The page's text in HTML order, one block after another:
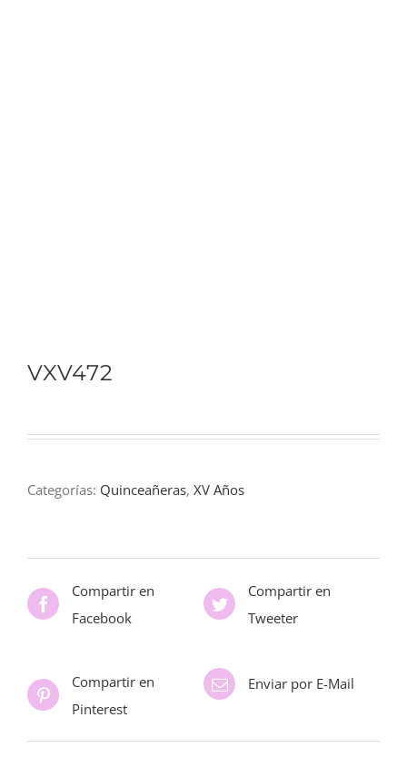
VXV472
Categorías: Quinceañeras, XV Años
Compartir en
Facebook
Compartir en
Tweeter
Compartir en
Pinterest
Enviar por E-Mail